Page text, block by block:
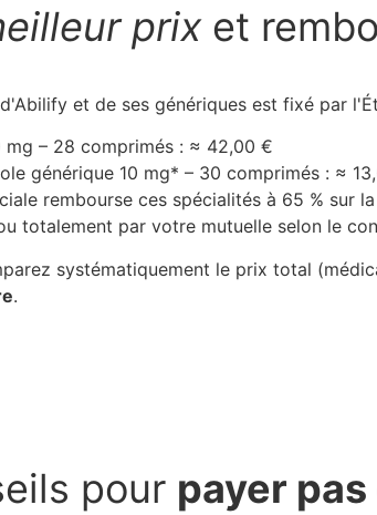
prixet
et de ses génériques est fixé par
mg – 28 comprimés : ≈ 42,00 €
générique 10 mg* – 30 comprimés : ≈
rembourse ces spécialités à 65 % sur
totalement par votre mutuelle selon le
systématiquement le prix total
.
pour payer